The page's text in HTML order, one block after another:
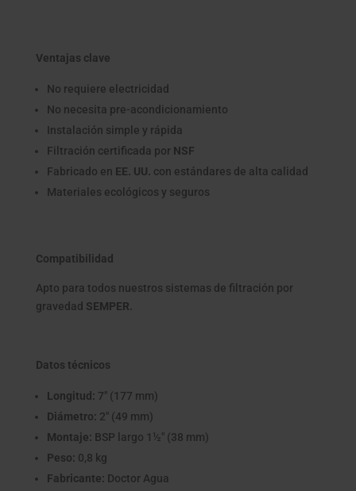
Ventajas clave
No requiere electricidad
No necesita pre-acondicionamiento
Instalación simple y rápida
Filtración certificada por NSF
Fabricado en EE. UU. con estándares de alta calidad
Materiales ecológicos y seguros
Compatibilidad
Apto para todos nuestros sistemas de filtración por
gravedad SEMPER.
Datos técnicos
Longitud: 7" (177 mm)
Diámetro: 2" (49 mm)
Montaje: BSP largo 1½" (38 mm)
Peso: 0,8 kg
Fabricante: Doctor Agua